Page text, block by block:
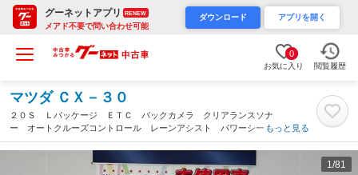
グーネットアプリ RENEW
メアド不要で問い合わせ可能
ダウンロード アプリを開く
0
お気に入り 閲覧履歴
マツダ ＣＸ－３０
２０Ｓ Ｌパッケージ ＥＴＣ バックカメラ クリアランスソナ
ー オートクルーズコントロール レーンアシスト パワーシー
ト 衝突被害軽減システム ナビ ＴＶ オートライト ＬＥＤヘ
ッドランプ（兵庫県）
もっと見る
1 /81